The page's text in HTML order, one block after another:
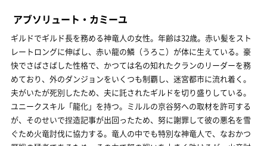
アブソリュート・カミーユ
ギルドでギルド長を務める神竜人の女性。年齢は32歳。赤い髪をスト
レートロングに伸ばし、赤い龍の鱗（うろこ）が体に生えている。豪
快でさばさばした性格で、かつては名の知れたクランのリーダーを務
めており、外のダンジョンをいくつも制覇し、迷宮都市に流れ着く。
夫がいたが死別したため、夫に託されたギルドを切り盛りしている。
ユニークスキル「龍化」を持つ。ミルルの京谷努への取材を許可する
が、そのせいで捏造記事が出回ったため、努に謝罪して彼の悪名を雪
ぐため火竜討伐に協力する。竜人の中でも特別な神竜人で、なおかつ